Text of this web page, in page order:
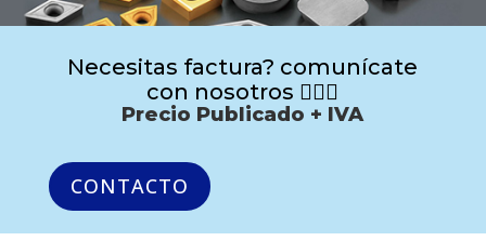
Necesitas factura? comunícate
con nosotros 🙋🏻‍♂️
Precio Publicado + IVA
CONTACTO